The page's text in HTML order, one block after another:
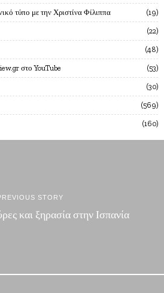
τύπο με την Χριστίνα Φίλιππα 19
22
48
στο YouTube 53
30
569
160
STORY
και ξηρασία στην Ισπανία